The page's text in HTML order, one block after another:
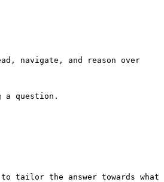
navigate, and reason over
a question.
tailor the answer towards what